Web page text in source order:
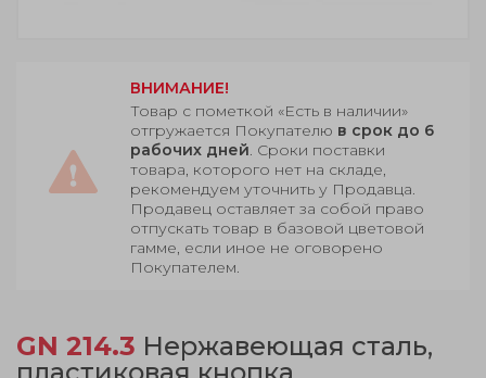
ВНИМАНИЕ!
Товар с пометкой «Есть в наличии»
отгружается Покупателю в срок до 6
рабочих дней. Сроки поставки
товара, которого нет на складе,
рекомендуем уточнить у Продавца.
Продавец оставляет за собой право
отпускать товар в базовой цветовой
гамме, если иное не оговорено
Покупателем.
GN 214.3 Нержавеющая сталь,
пластиковая кнопка